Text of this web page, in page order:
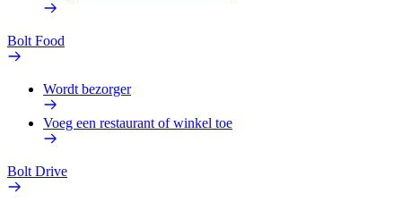
Bolt Food
Wordt bezorger
Voeg een restaurant of winkel toe
Bolt Drive